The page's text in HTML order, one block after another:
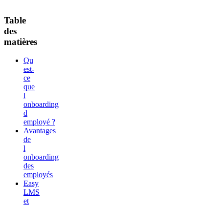
Table
des
matières
Qu
est-
ce
que
l
onboarding
d
employé ?
Avantages
de
l
onboarding
des
employés
Easy
LMS
et